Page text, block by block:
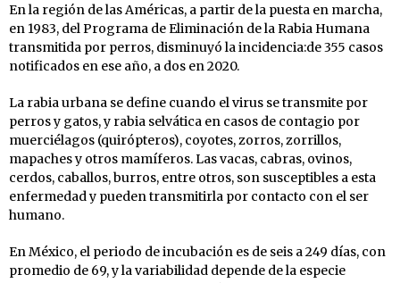
En la región de las Américas, a partir de la puesta en marcha,
en 1983, del Programa de Eliminación de la Rabia Humana
transmitida por perros, disminuyó la incidencia:de 355 casos
notificados en ese año, a dos en 2020.
La rabia urbana se define cuando el virus se transmite por
perros y gatos, y rabia selvática en casos de contagio por
muerciélagos (quirópteros), coyotes, zorros, zorrillos,
mapaches y otros mamíferos. Las vacas, cabras, ovinos,
cerdos, caballos, burros, entre otros, son susceptibles a esta
enfermedad y pueden transmitirla por contacto con el ser
humano.
En México, el periodo de incubación es de seis a 249 días, con
promedio de 69, y la variabilidad depende de la especie